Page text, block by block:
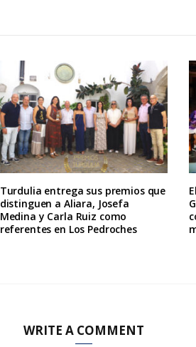
Turdulia entrega sus premios que
distinguen a Aliara, Josefa
Medina y Carla Ruiz como
referentes en Los Pedroches
WRITE A COMMENT